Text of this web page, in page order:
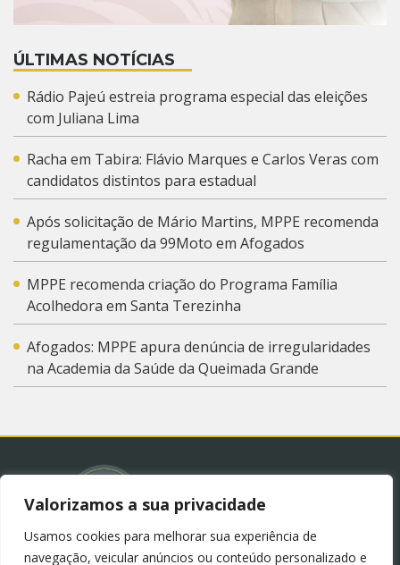
Valorizamos a sua privacidade
Usamos cookies para melhorar sua experiência de
navegação, veicular anúncios ou conteúdo personalizado e
ÚLTIMAS NOTÍCIAS
Rádio Pajeú estreia programa especial das eleições
com Juliana Lima
Racha em Tabira: Flávio Marques e Carlos Veras com
candidatos distintos para estadual
Após solicitação de Mário Martins, MPPE recomenda
regulamentação da 99Moto em Afogados
MPPE recomenda criação do Programa Família
Acolhedora em Santa Terezinha
Afogados: MPPE apura denúncia de irregularidades
na Academia da Saúde da Queimada Grande
© 2023 – Blog Juliana Lima.Política de Privacidade